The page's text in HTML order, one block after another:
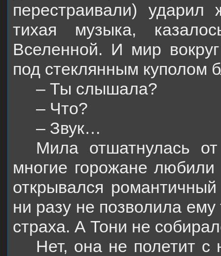
перестраивали)
тихая музыка,
Вселенной. И мир
под стеклянным куполом
– Ты слышала?
– Что?
– Звук…
Мила отшатнулась
многие горожане
открывался
ни разу не позволила
страха. А Тони не
Нет, она не полетит